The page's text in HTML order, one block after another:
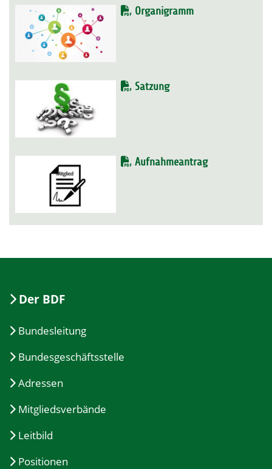
Organigramm
Satzung
Aufnahmeantrag
Der BDF
Bundesleitung
Bundesgeschäftsstelle
Adressen
Mitgliedsverbände
Leitbild
Positionen